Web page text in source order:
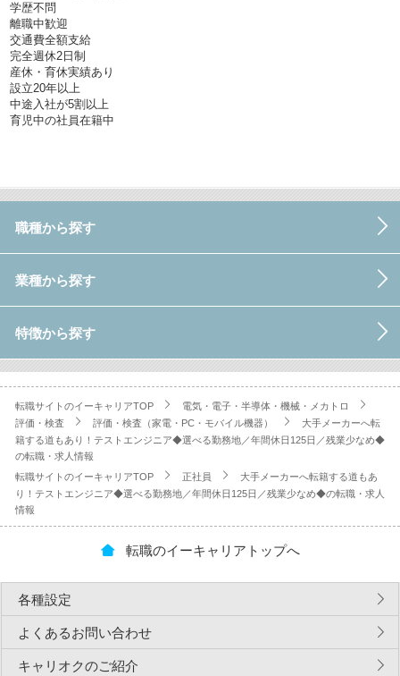
学歴不問
離職中歓迎
交通費全額支給
完全週休2日制
産休・育休実績あり
設立20年以上
中途入社が5割以上
育児中の社員在籍中
職種から探す
業種から探す
特徴から探す
転職サイトのイーキャリアTOP
電気・電子・半導体・機械・メカトロ
評価・検査
評価・検査（家電・PC・モバイル機器）
大手メーカーへ転
籍する道もあり！テストエンジニア◆選べる勤務地／年間休日125日／残業少なめ◆
の転職・求人情報
転職サイトのイーキャリアTOP
正社員
大手メーカーへ転籍する道もあ
り！テストエンジニア◆選べる勤務地／年間休日125日／残業少なめ◆の転職・求人
情報
転職のイーキャリアトップへ
各種設定
よくあるお問い合わせ
キャリオクのご紹介